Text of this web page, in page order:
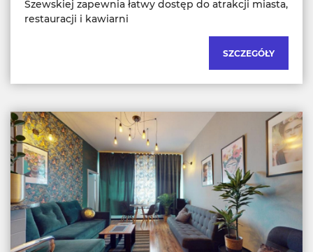
Szewskiej zapewnia łatwy dostęp do atrakcji miasta,
restauracji i kawiarni
SZCZEGÓŁY